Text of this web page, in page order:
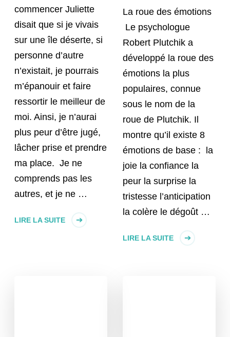
commencer Juliette
disait que si je vivais
sur une île déserte, si
personne d’autre
n’existait, je pourrais
m’épanouir et faire
ressortir le meilleur de
moi. Ainsi, je n’aurai
plus peur d’être jugé,
lâcher prise et prendre
ma place. Je ne
comprends pas les
autres, et je ne …
LIRE LA SUITE
La roue des émotions
Le psychologue
Robert Plutchik a
développé la roue des
émotions la plus
populaires, connue
sous le nom de la
roue de Plutchik. Il
montre qu’il existe 8
émotions de base : la
joie la confiance la
peur la surprise la
tristesse l’anticipation
la colère le dégoût …
LIRE LA SUITE